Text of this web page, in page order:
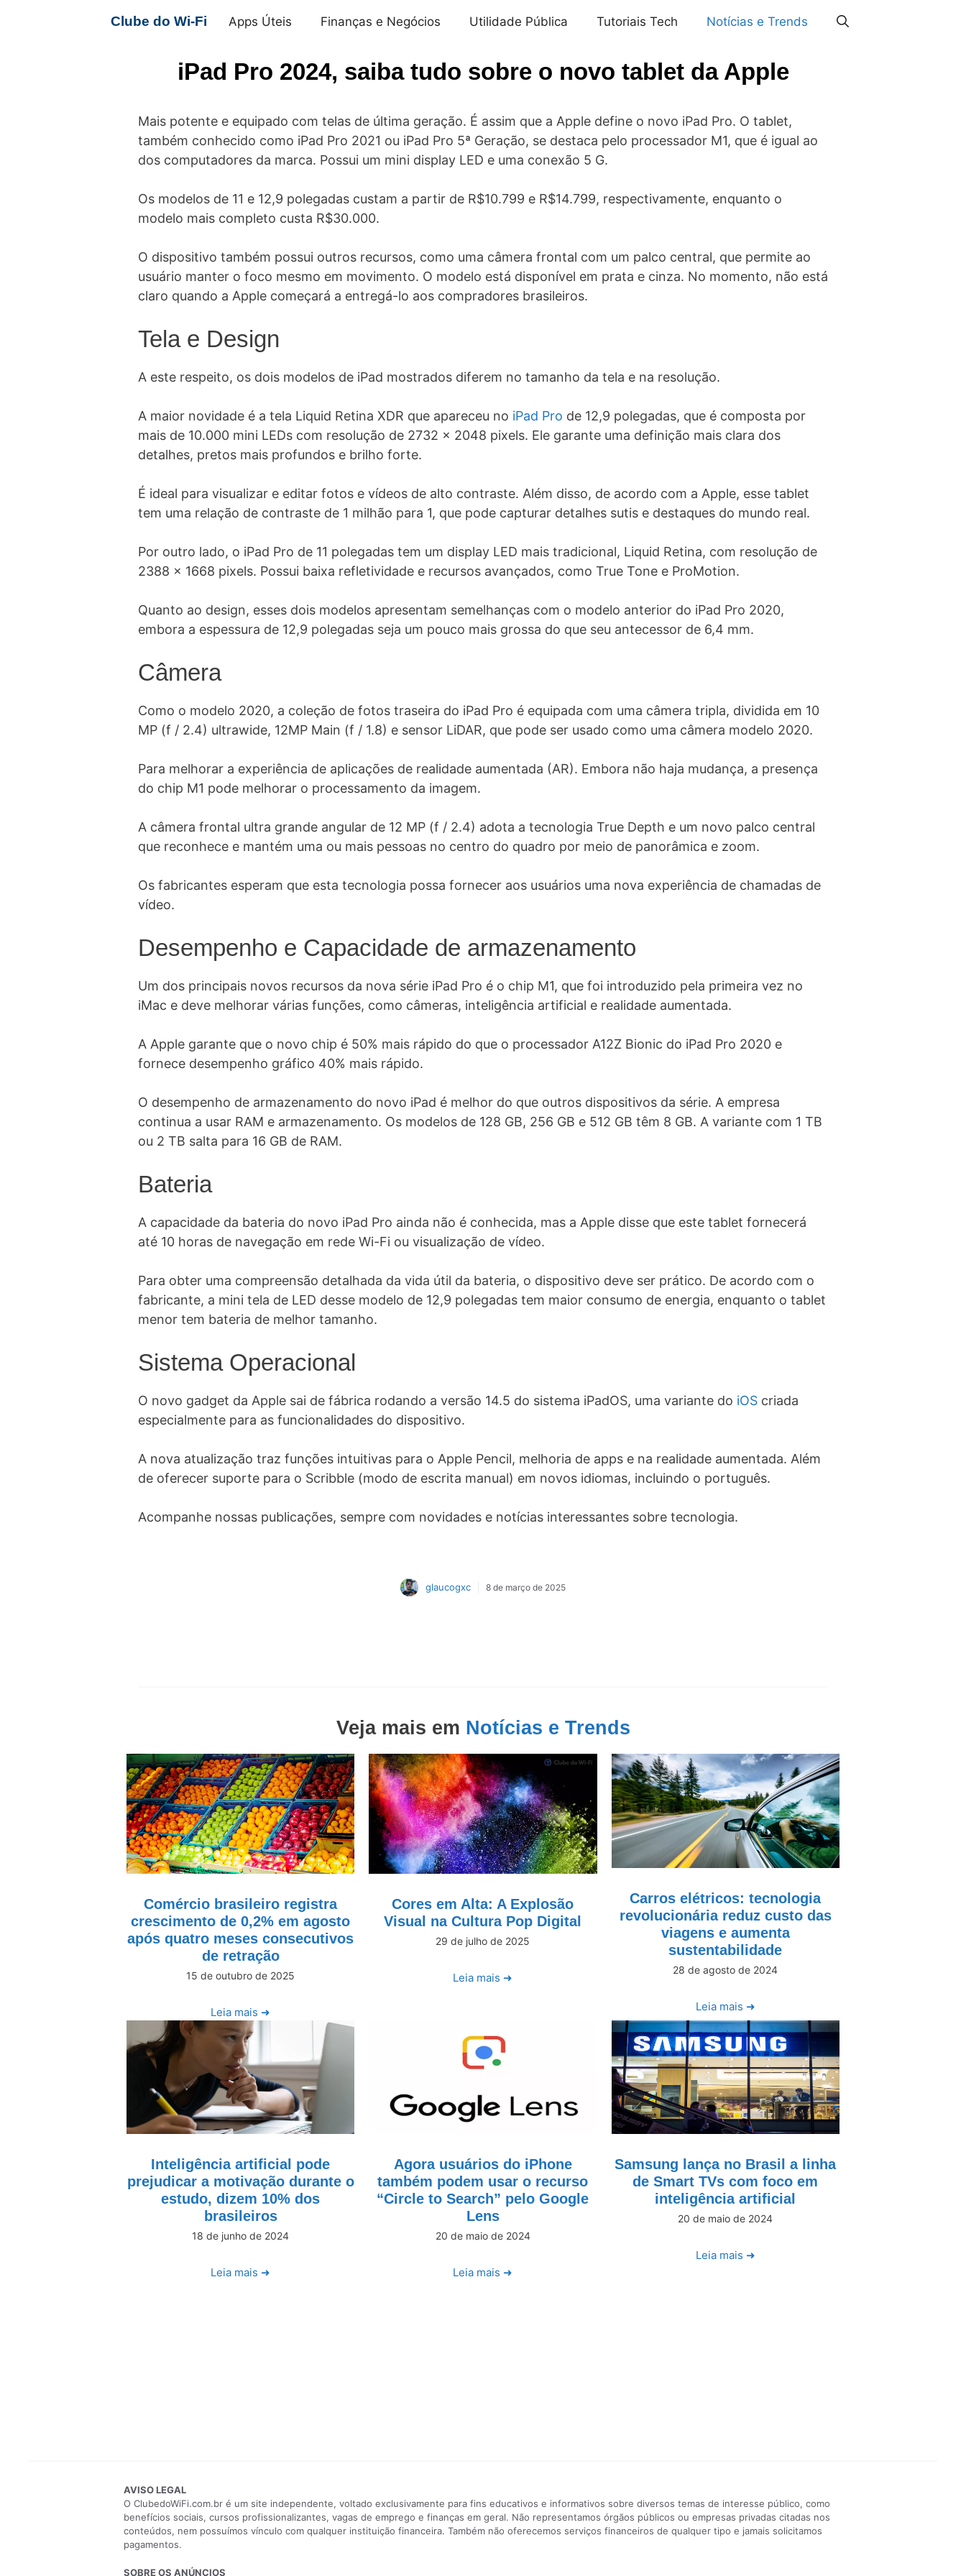
Clube do Wi-Fi Apps Úteis Finanças e Negócios Utilidade Pública Tutoriais Tech Notícias e Trends
iPad Pro 2024, saiba tudo sobre o novo tablet da Apple
Mais potente e equipado com telas de última geração. É assim que a Apple define o novo iPad Pro. O tablet,
também conhecido como iPad Pro 2021 ou iPad Pro 5ª Geração, se destaca pelo processador M1, que é igual ao
dos computadores da marca. Possui um mini display LED e uma conexão 5 G.
Os modelos de 11 e 12,9 polegadas custam a partir de R$10.799 e R$14.799, respectivamente, enquanto o
modelo mais completo custa R$30.000.
O dispositivo também possui outros recursos, como uma câmera frontal com um palco central, que permite ao
usuário manter o foco mesmo em movimento. O modelo está disponível em prata e cinza. No momento, não está
claro quando a Apple começará a entregá-lo aos compradores brasileiros.
Tela e Design
A este respeito, os dois modelos de iPad mostrados diferem no tamanho da tela e na resolução.
A maior novidade é a tela Liquid Retina XDR que apareceu no iPad Pro de 12,9 polegadas, que é composta por
mais de 10.000 mini LEDs com resolução de 2732 x 2048 pixels. Ele garante uma definição mais clara dos
detalhes, pretos mais profundos e brilho forte.
É ideal para visualizar e editar fotos e vídeos de alto contraste. Além disso, de acordo com a Apple, esse tablet
tem uma relação de contraste de 1 milhão para 1, que pode capturar detalhes sutis e destaques do mundo real.
Por outro lado, o iPad Pro de 11 polegadas tem um display LED mais tradicional, Liquid Retina, com resolução de
2388 x 1668 pixels. Possui baixa refletividade e recursos avançados, como True Tone e ProMotion.
Quanto ao design, esses dois modelos apresentam semelhanças com o modelo anterior do iPad Pro 2020,
embora a espessura de 12,9 polegadas seja um pouco mais grossa do que seu antecessor de 6,4 mm.
Câmera
Como o modelo 2020, a coleção de fotos traseira do iPad Pro é equipada com uma câmera tripla, dividida em 10
MP (f / 2.4) ultrawide, 12MP Main (f / 1.8) e sensor LiDAR, que pode ser usado como uma câmera modelo 2020.
Para melhorar a experiência de aplicações de realidade aumentada (AR). Embora não haja mudança, a presença
do chip M1 pode melhorar o processamento da imagem.
A câmera frontal ultra grande angular de 12 MP (f / 2.4) adota a tecnologia True Depth e um novo palco central
que reconhece e mantém uma ou mais pessoas no centro do quadro por meio de panorâmica e zoom.
Os fabricantes esperam que esta tecnologia possa fornecer aos usuários uma nova experiência de chamadas de
vídeo.
Desempenho e Capacidade de armazenamento
Um dos principais novos recursos da nova série iPad Pro é o chip M1, que foi introduzido pela primeira vez no
iMac e deve melhorar várias funções, como câmeras, inteligência artificial e realidade aumentada.
A Apple garante que o novo chip é 50% mais rápido do que o processador A12Z Bionic do iPad Pro 2020 e
fornece desempenho gráfico 40% mais rápido.
O desempenho de armazenamento do novo iPad é melhor do que outros dispositivos da série. A empresa
continua a usar RAM e armazenamento. Os modelos de 128 GB, 256 GB e 512 GB têm 8 GB. A variante com 1 TB
ou 2 TB salta para 16 GB de RAM.
Bateria
A capacidade da bateria do novo iPad Pro ainda não é conhecida, mas a Apple disse que este tablet fornecerá
até 10 horas de navegação em rede Wi-Fi ou visualização de vídeo.
Para obter uma compreensão detalhada da vida útil da bateria, o dispositivo deve ser prático. De acordo com o
fabricante, a mini tela de LED desse modelo de 12,9 polegadas tem maior consumo de energia, enquanto o tablet
menor tem bateria de melhor tamanho.
Sistema Operacional
O novo gadget da Apple sai de fábrica rodando a versão 14.5 do sistema iPadOS, uma variante do iOS criada
especialmente para as funcionalidades do dispositivo.
A nova atualização traz funções intuitivas para o Apple Pencil, melhoria de apps e na realidade aumentada. Além
de oferecer suporte para o Scribble (modo de escrita manual) em novos idiomas, incluindo o português.
Acompanhe nossas publicações, sempre com novidades e notícias interessantes sobre tecnologia.
glaucogxc 8 de março de 2025
Veja mais em Notícias e Trends
Comércio brasileiro registra
crescimento de 0,2% em agosto
após quatro meses consecutivos
de retração
15 de outubro de 2025
Leia mais ➜
Cores em Alta: A Explosão
Visual na Cultura Pop Digital
29 de julho de 2025
Leia mais ➜
Carros elétricos: tecnologia
revolucionária reduz custo das
viagens e aumenta
sustentabilidade
28 de agosto de 2024
Leia mais ➜
Inteligência artificial pode
prejudicar a motivação durante o
estudo, dizem 10% dos
brasileiros
18 de junho de 2024
Leia mais ➜
Agora usuários do iPhone
também podem usar o recurso
“Circle to Search” pelo Google
Lens
20 de maio de 2024
Leia mais ➜
Samsung lança no Brasil a linha
de Smart TVs com foco em
inteligência artificial
20 de maio de 2024
Leia mais ➜
AVISO LEGAL
O ClubedoWiFi.com.br é um site independente, voltado exclusivamente para fins educativos e informativos sobre diversos temas de interesse público, como
benefícios sociais, cursos profissionalizantes, vagas de emprego e finanças em geral. Não representamos órgãos públicos ou empresas privadas citadas nos
conteúdos, nem possuímos vínculo com qualquer instituição financeira. Também não oferecemos serviços financeiros de qualquer tipo e jamais solicitamos
pagamentos.
SOBRE OS ANÚNCIOS